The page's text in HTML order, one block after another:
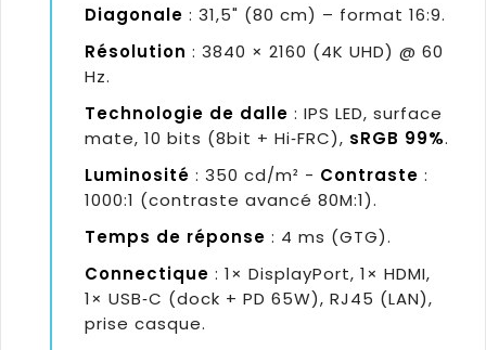
Diagonale : 31,5" (80 cm) – format 16:9.
Résolution : 3840 × 2160 (4K UHD) @ 60
Hz.
Technologie de dalle : IPS LED, surface
mate, 10 bits (8bit + Hi‑FRC), sRGB 99%.
Luminosité : 350 cd/m² - Contraste :
1000:1 (contraste avancé 80M:1).
Temps de réponse : 4 ms (GTG).
Connectique : 1× DisplayPort, 1× HDMI,
1× USB‑C (dock + PD 65W), RJ45 (LAN),
prise casque.